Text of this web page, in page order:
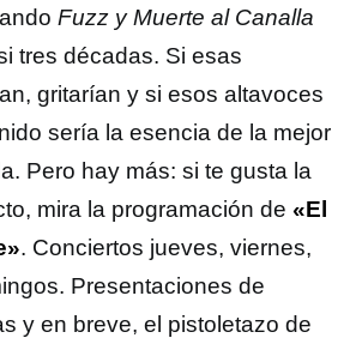
Fuzz y Muerte al Canalla
tres décadas. Si esas
gritarían y si esos altavoces
sería la esencia de la mejor
Pero hay más: si te gusta la
mira la programación de «El
. Conciertos jueves, viernes,
Presentaciones de
y en breve, el pistoletazo de